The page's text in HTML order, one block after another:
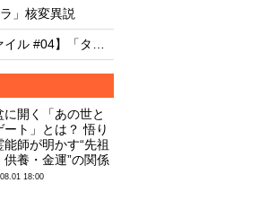
」核変異説
【TOCANA的UMAファイル #04】「タッツェルヴルム」
に開く「あの世と
ート」とは？ 悟り
能師が明かす“先祖
供養・金運”の関係
18:00